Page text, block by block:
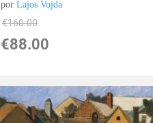
porLajos Vojda
€160.00
€88.00